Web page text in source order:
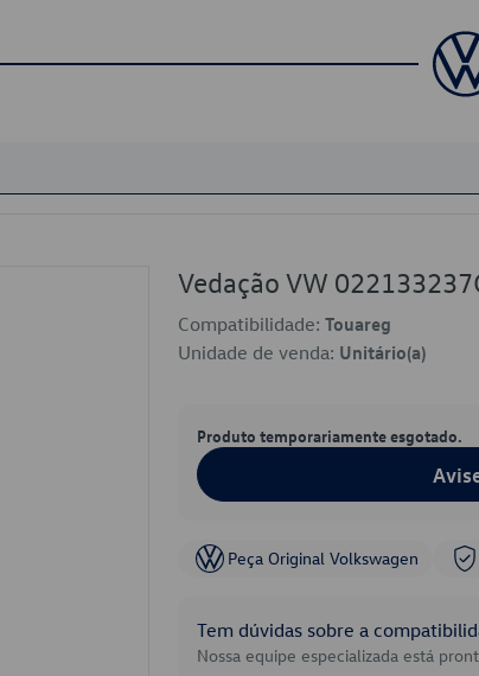
Vedação VW
Compatibilidade: Touareg
Unidade de venda: Unitário(a)
Produto temporariamente esgotado.
Peça Original Volkswagen
Tem dúvidas sobre a
Nossa equipe especializada está